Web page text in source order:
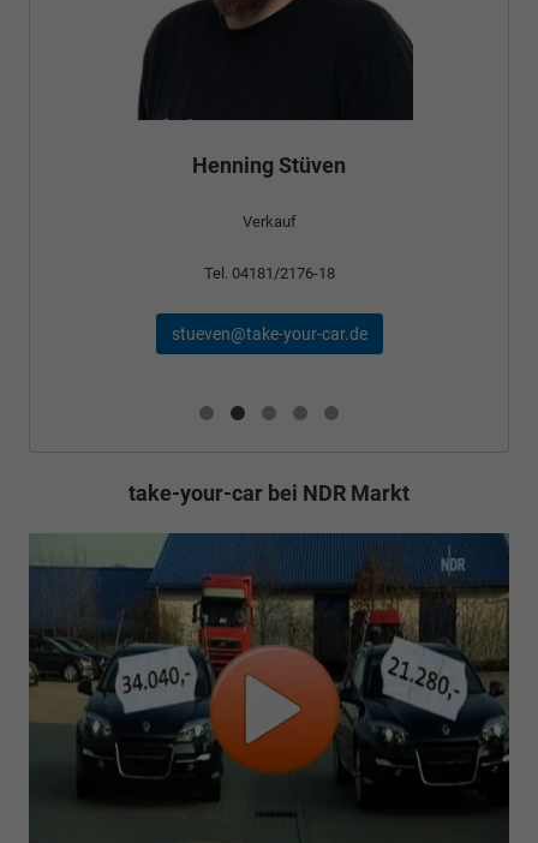
Henning Stüven
Verkauf
Tel. 04181/2176-18
stueven@take-your-car.de
take-your-car bei NDR Markt